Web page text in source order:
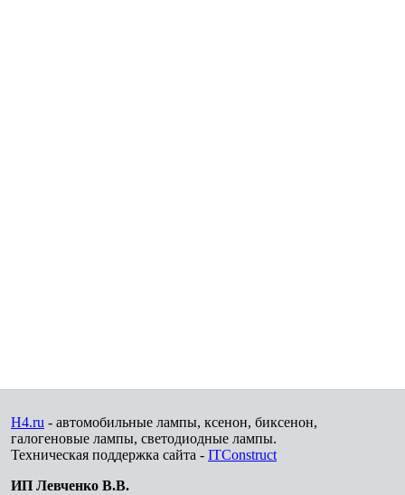
H4.ru - автомобильные лампы, ксенон, биксенон,
галогеновые лампы, светодиодные лампы.
Техническая поддержка сайта - ITConstruct
ИП Левченко В.В.